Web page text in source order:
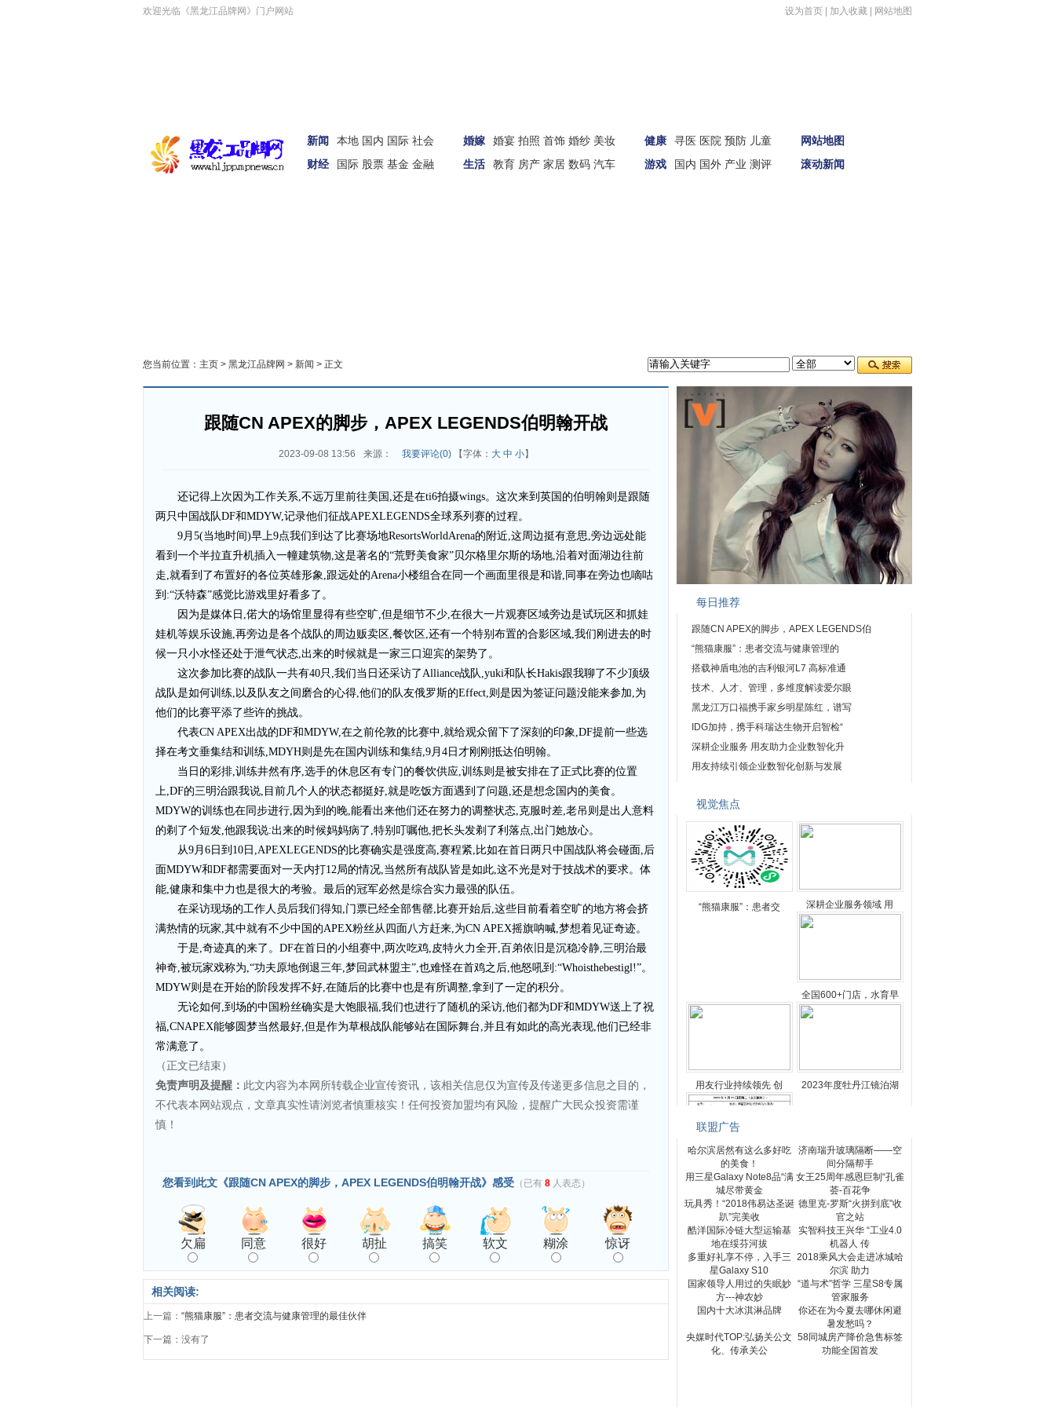
欢迎光临《黑龙江品牌网》门户网站 设为首页 加入收藏 网站地图
新闻 本地 国内 国际 社会
财经
国际 股票 基金 金融
婚嫁 婚宴 拍照 首饰 婚纱 美妆
生活
教育 房产 家居 数码 汽车
健康 寻医 医院 预防 儿童
游戏
国内 国外 产业 测评
网站地图
滚动新闻
您当前位置： 主页 > 黑龙江品牌网 > 新闻 > 正文
跟随CN APEX的脚步，APEX LEGENDS伯明翰开战
2023-09-08 13:56 来源： 我要评论(0)【字体： 大 中 小】
还记得上次因为工作关系,不远万里前往美国,还是在ti6拍摄wings。这次来到英国的伯明翰则是跟随
两只中国战队DF和MDYW,记录他们征战APEXLEGENDS全球系列赛的过程。
9月5(当地时间)早上9点我们到达了比赛场地ResortsWorldArena的附近,这周边挺有意思,旁边远处能
看到一个半拉直升机插入一幢建筑物,这是著名的“荒野美食家”贝尔格里尔斯的场地,沿着对面湖边往前
走,就看到了布置好的各位英雄形象,跟远处的Arena小楼组合在同一个画面里很是和谐,同事在旁边也嘀咕
到:“沃特森”感觉比游戏里好看多了。
因为是媒体日,偌大的场馆里显得有些空旷,但是细节不少,在很大一片观赛区域旁边是试玩区和抓娃
娃机等娱乐设施,再旁边是各个战队的周边贩卖区,餐饮区,还有一个特别布置的合影区域,我们刚进去的时
候一只小水怪还处于泄气状态,出来的时候就是一家三口迎宾的架势了。
这次参加比赛的战队一共有40只,我们当日还采访了Alliance战队,yuki和队长Hakis跟我聊了不少顶级
战队是如何训练,以及队友之间磨合的心得,他们的队友俄罗斯的Effect,则是因为签证问题没能来参加,为
他们的比赛平添了些许的挑战。
代表CN APEX出战的DF和MDYW,在之前伦敦的比赛中,就给观众留下了深刻的印象,DF提前一些选
择在考文垂集结和训练,MDYH则是先在国内训练和集结,9月4日才刚刚抵达伯明翰。
当日的彩排,训练井然有序,选手的休息区有专门的餐饮供应,训练则是被安排在了正式比赛的位置
上,DF的三明治跟我说,目前几个人的状态都挺好,就是吃饭方面遇到了问题,还是想念国内的美食。
MDYW的训练也在同步进行,因为到的晚,能看出来他们还在努力的调整状态,克服时差,老吊则是出人意料
的剃了个短发,他跟我说:出来的时候妈妈病了,特别叮嘱他,把长头发剃了利落点,出门她放心。
从9月6日到10日,APEXLEGENDS的比赛确实是强度高,赛程紧,比如在首日两只中国战队将会碰面,后
面MDYW和DF都需要面对一天内打12局的情况,当然所有战队皆是如此,这不光是对于技战术的要求。体
能,健康和集中力也是很大的考验。最后的冠军必然是综合实力最强的队伍。
在采访现场的工作人员后我们得知,门票已经全部售罄,比赛开始后,这些目前看着空旷的地方将会挤
满热情的玩家,其中就有不少中国的APEX粉丝从四面八方赶来,为CN APEX摇旗呐喊,梦想着见证奇迹。
于是,奇迹真的来了。DF在首日的小组赛中,两次吃鸡,皮特火力全开,百弟依旧是沉稳冷静,三明治最
神奇,被玩家戏称为,“功夫原地倒退三年,梦回武林盟主”,也难怪在首鸡之后,他怒吼到:“Whoisthebestigl!”。
MDYW则是在开始的阶段发挥不好,在随后的比赛中也是有所调整,拿到了一定的积分。
无论如何,到场的中国粉丝确实是大饱眼福,我们也进行了随机的采访,他们都为DF和MDYW送上了祝
福,CNAPEX能够圆梦当然最好,但是作为草根战队能够站在国际舞台,并且有如此的高光表现,他们已经非
常满意了。
（正文已结束）
免责声明及提醒： 此文内容为本网所转载企业宣传资讯，该相关信息仅为宣传及传递更多信息之目的，
不代表本网站观点，文章真实性请浏览者慎重核实！任何投资加盟均有风险，提醒广大民众投资需谨
慎！
您看到此文《跟随CN APEX的脚步，APEX LEGENDS伯明翰开战》感受 （已有 8 人表态）
欠扁 同意 很好 胡扯 搞笑 软文 糊涂 惊讶
相关阅读:
上一篇： “熊猫康服”：患者交流与健康管理的最佳伙伴
下一篇：没有了
每日推荐
跟随CN APEX的脚步，APEX LEGENDS伯
“熊猫康服”：患者交流与健康管理的
搭载神盾电池的吉利银河L7 高标准通
技术、人才、管理，多维度解读爱尔眼
黑龙江万口福携手家乡明星陈红，谱写
IDG加持，携手科瑞达生物开启智检“
深耕企业服务 用友助力企业数智化升
用友持续引领企业数智化创新与发展
视觉焦点
“熊猫康服”：患者交 深耕企业服务领域 用
全国600+门店，水育早
用友行业持续领先 创 2023年度牡丹江镜泊湖
2023年博鳌新型电力系
联盟广告
哈尔滨居然有这么多好吃
的美食！
济南瑞升玻璃隔断——空
间分隔帮手
用三星Galaxy Note8品“满
城尽带黄金
女王25周年感恩巨制“孔雀
荟-百花争
玩具秀！“2018伟易达圣诞
趴”完美收
德里克-罗斯“火拼到底”收
官之站
酷洋国际冷链大型运输基
地在绥芬河拔
实智科技王兴华 “工业4.0
机器人 传
多重好礼享不停，入手三
星Galaxy S10
2018乘风大会走进冰城哈
尔滨 助力
国家领导人用过的失眠妙
方---神农妙
“道与术”哲学 三星S8专属
管家服务
国内十大冰淇淋品牌
你还在为今夏去哪休闲避
暑发愁吗？
央媒时代TOP:弘扬关公文
化、传承关公
58同城房产降价急售标签
功能全国首发